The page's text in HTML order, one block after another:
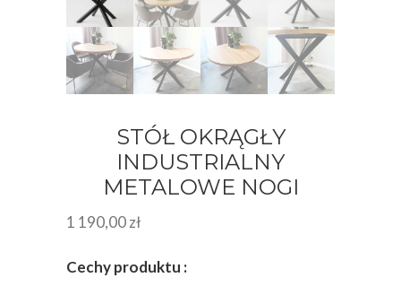
STÓŁ OKRĄGŁY
INDUSTRIALNY
METALOWE NOGI
1 190,00zł
Cechy produktu :